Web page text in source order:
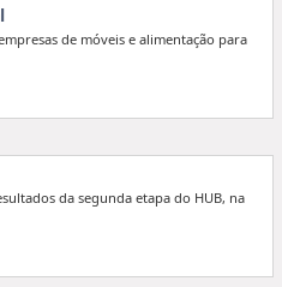
de móveis e alimentação para
da segunda etapa do HUB, na